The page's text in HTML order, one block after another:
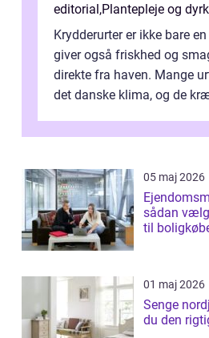
editorial,Plantepleje og
Krydderurter er ikke bare
giver også friskhed og
direkte fra haven. Mange
det danske klima, og de
05 maj 2026
sådan
til
01 maj 2026
Senge nordjylland
du den